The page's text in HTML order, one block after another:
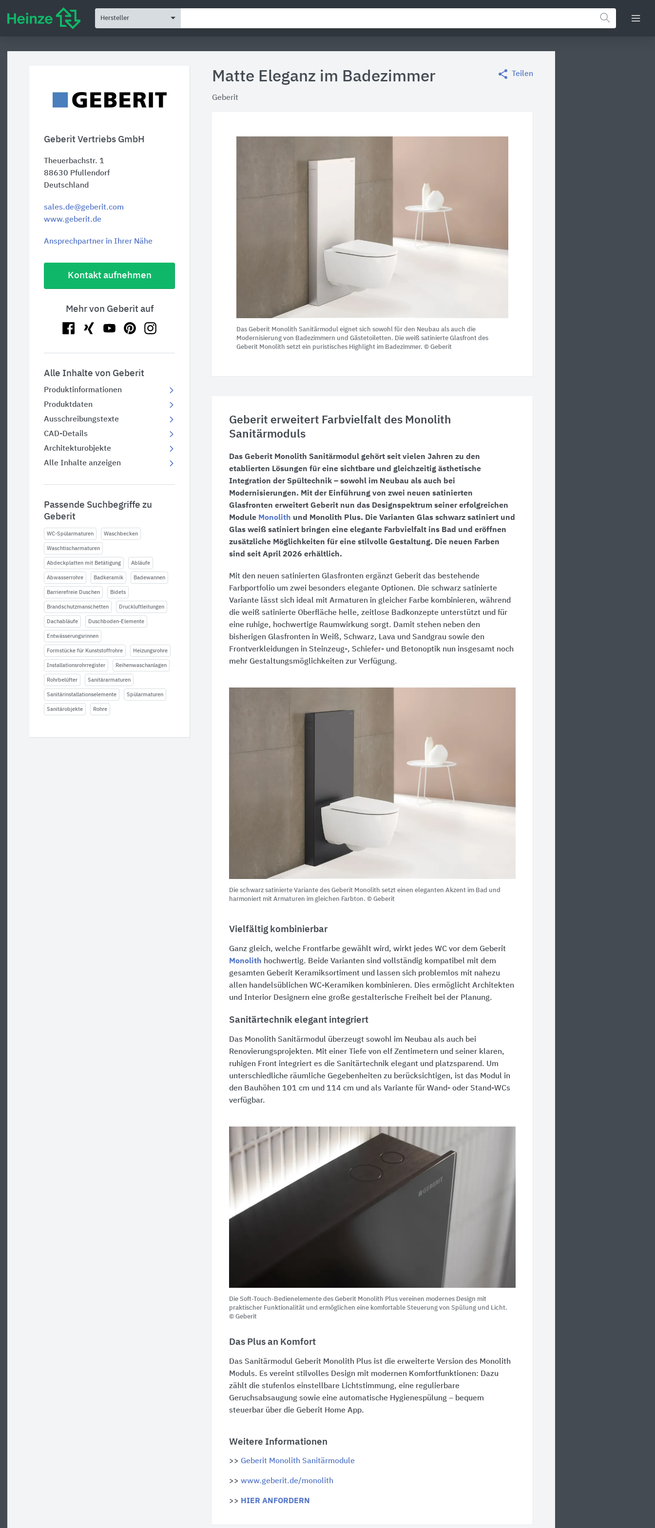
Hersteller
Geberit Vertriebs GmbH
Theuerbachstr. 1
88630 Pfullendorf
Deutschland
sales.de@geberit.com
www.geberit.de
Ansprechpartner in Ihrer Nähe
Kontakt aufnehmen
Mehr von Geberit auf
Alle Inhalte von Geberit
Produktinformationen
Produktdaten
Ausschreibungstexte
CAD-Details
Architekturobjekte
Alle Inhalte anzeigen
Passende Suchbegriffe zu
Geberit
WC-Spülarmaturen Waschbecken
Waschtischarmaturen
Abdeckplatten mit Betätigung Abläufe
Abwasserrohre Badkeramik Badewannen
Barrierefreie Duschen Bidets
Brandschutzmanschetten Druckluftleitungen
Dachabläufe Duschboden-Elemente
Entwässerungsrinnen
Formstücke für Kunststoffrohre Heizungsrohre
Installationsrohrregister Reihenwaschanlagen
Rohrbelüfter Sanitärarmaturen
Sanitärinstallationselemente Spülarmaturen
Sanitärobjekte Rohre
Matte Eleganz im Badezimmer
Geberit
Teilen
Das Geberit Monolith Sanitärmodul eignet sich sowohl für den Neubau als auch die
Modernisierung von Badezimmern und Gästetoiletten. Die weiß satinierte Glasfront des
Geberit Monolith setzt ein puristisches Highlight im Badezimmer. © Geberit
Geberit erweitert Farbvielfalt des Monolith
Sanitärmoduls
Das Geberit Monolith Sanitärmodul gehört seit vielen Jahren zu den
etablierten Lösungen für eine sichtbare und gleichzeitig ästhetische
Integration der Spültechnik – sowohl im Neubau als auch bei
Modernisierungen. Mit der Einführung von zwei neuen satinierten
Glasfronten erweitert Geberit nun das Designspektrum seiner erfolgreichen
Module Monolith und Monolith Plus. Die Varianten Glas schwarz satiniert und
Glas weiß satiniert bringen eine elegante Farbvielfalt ins Bad und eröffnen
zusätzliche Möglichkeiten für eine stilvolle Gestaltung. Die neuen Farben
sind seit April 2026 erhältlich.
Mit den neuen satinierten Glasfronten ergänzt Geberit das bestehende
Farbportfolio um zwei besonders elegante Optionen. Die schwarz satinierte
Variante lässt sich ideal mit Armaturen in gleicher Farbe kombinieren, während
die weiß satinierte Oberfläche helle, zeitlose Badkonzepte unterstützt und für
eine ruhige, hochwertige Raumwirkung sorgt. Damit stehen neben den
bisherigen Glasfronten in Weiß, Schwarz, Lava und Sandgrau sowie den
Frontverkleidungen in Steinzeug-, Schiefer- und Betonoptik nun insgesamt noch
mehr Gestaltungsmöglichkeiten zur Verfügung.
Die schwarz satinierte Variante des Geberit Monolith setzt einen eleganten Akzent im Bad und
harmoniert mit Armaturen im gleichen Farbton. © Geberit
Vielfältig kombinierbar
Ganz gleich, welche Frontfarbe gewählt wird, wirkt jedes WC vor dem Geberit
Monolith hochwertig. Beide Varianten sind vollständig kompatibel mit dem
gesamten Geberit Keramiksortiment und lassen sich problemlos mit nahezu
allen handelsüblichen WC-Keramiken kombinieren. Dies ermöglicht Architekten
und Interior Designern eine große gestalterische Freiheit bei der Planung.
Sanitärtechnik elegant integriert
Das Monolith Sanitärmodul überzeugt sowohl im Neubau als auch bei
Renovierungsprojekten. Mit einer Tiefe von elf Zentimetern und seiner klaren,
ruhigen Front integriert es die Sanitärtechnik elegant und platzsparend. Um
unterschiedliche räumliche Gegebenheiten zu berücksichtigen, ist das Modul in
den Bauhöhen 101 cm und 114 cm und als Variante für Wand- oder Stand-WCs
verfügbar.
Die Soft-Touch-Bedienelemente des Geberit Monolith Plus vereinen modernes Design mit
praktischer Funktionalität und ermöglichen eine komfortable Steuerung von Spülung und Licht.
© Geberit
Das Plus an Komfort
Das Sanitärmodul Geberit Monolith Plus ist die erweiterte Version des Monolith
Moduls. Es vereint stilvolles Design mit modernen Komfortfunktionen: Dazu
zählt die stufenlos einstellbare Lichtstimmung, eine regulierbare
Geruchsabsaugung sowie eine automatische Hygienespülung – bequem
steuerbar über die Geberit Home App.
Weitere Informationen
>> Geberit Monolith Sanitärmodule
>> www.geberit.de/monolith
>> HIER ANFORDERN